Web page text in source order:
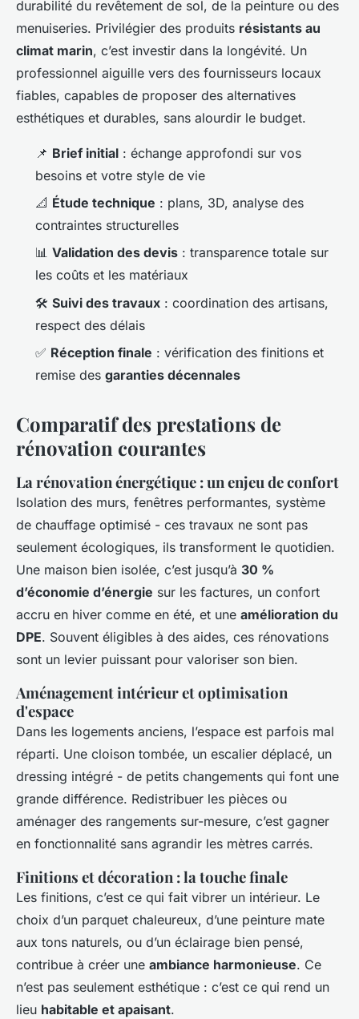
durabilité du revêtement de sol, de la peinture ou des
menuiseries. Privilégier des produits résistants au
climat marin, c’est investir dans la longévité. Un
professionnel aiguille vers des fournisseurs locaux
fiables, capables de proposer des alternatives
esthétiques et durables, sans alourdir le budget.
📌 Brief initial : échange approfondi sur vos
besoins et votre style de vie
📐 Étude technique : plans, 3D, analyse des
contraintes structurelles
📊 Validation des devis : transparence totale sur
les coûts et les matériaux
🛠️ Suivi des travaux : coordination des artisans,
respect des délais
✅ Réception finale : vérification des finitions et
remise des garanties décennales
Comparatif des prestations de
rénovation courantes
La rénovation énergétique : un enjeu de confort
Isolation des murs, fenêtres performantes, système
de chauffage optimisé - ces travaux ne sont pas
seulement écologiques, ils transforment le quotidien.
Une maison bien isolée, c’est jusqu’à 30 %
d’économie d’énergie sur les factures, un confort
accru en hiver comme en été, et une amélioration du
DPE. Souvent éligibles à des aides, ces rénovations
sont un levier puissant pour valoriser son bien.
Aménagement intérieur et optimisation
d'espace
Dans les logements anciens, l’espace est parfois mal
réparti. Une cloison tombée, un escalier déplacé, un
dressing intégré - de petits changements qui font une
grande différence. Redistribuer les pièces ou
aménager des rangements sur-mesure, c’est gagner
en fonctionnalité sans agrandir les mètres carrés.
Finitions et décoration : la touche finale
Les finitions, c’est ce qui fait vibrer un intérieur. Le
choix d’un parquet chaleureux, d’une peinture mate
aux tons naturels, ou d’un éclairage bien pensé,
contribue à créer une ambiance harmonieuse. Ce
n’est pas seulement esthétique : c’est ce qui rend un
lieu habitable et apaisant.